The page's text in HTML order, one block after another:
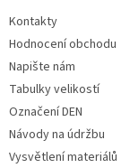
Kontakty
Hodnocení obchodu
Napište nám
Tabulky velikostí
Označení DEN
Návody na údržbu
Vysvětlení materiálů